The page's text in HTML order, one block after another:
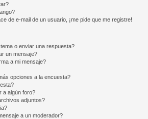
de e-mail de un usuario, ¡me pide que me registre!
o enviar una respuesta?
un mensaje?
a mi mensaje?
opciones a la encuesta?
a algún foro?
adjuntos?
a un moderador?